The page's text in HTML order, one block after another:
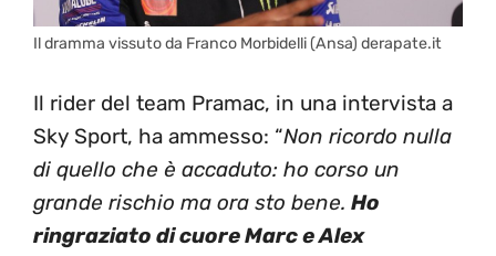
Il dramma vissuto da Franco Morbidelli (Ansa) derapate.it
Il rider del team Pramac, in una intervista a
Sky Sport, ha ammesso: “Non ricordo nulla
di quello che è accaduto: ho corso un
grande rischio ma ora sto bene. Ho
ringraziato di cuore Marc e Alex